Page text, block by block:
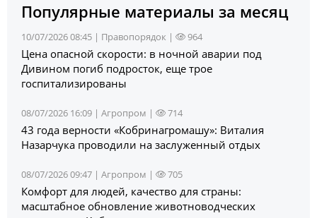
Популярные материалы за месяц
10/07/2026 08:45 | Правопорядок | 964
Цена опасной скорости: в ночной аварии под
Дивином погиб подросток, еще трое
госпитализированы
08/07/2026 16:09 | Агропром | 714
43 года верности «Кобринагромашу»: Виталия
Назарчука проводили на заслуженный отдых
08/07/2026 09:47 | Агропром | 705
Комфорт для людей, качество для страны:
масштабное обновление животноводческих